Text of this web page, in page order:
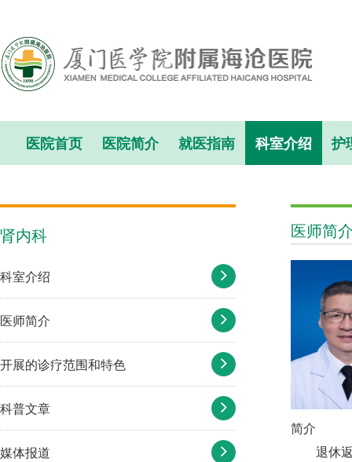
医院首页 医院简介 就医指南 科室介绍 护
医师简
简介
退休
肾内科
科室介绍
医师简介
开展的诊疗范围和特色
科普文章
媒体报道